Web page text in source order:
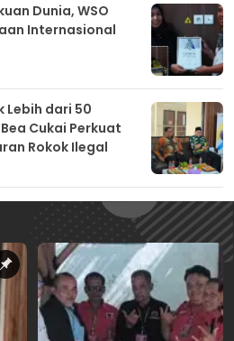
Dunia, WSO
Internasional
Lebih dari 50
Cukai Perkuat
Rokok Ilegal